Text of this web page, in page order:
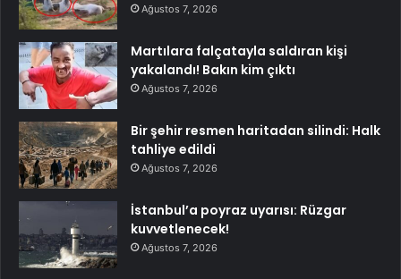
Ağustos 7, 2026
Martılara falçatayla saldıran kişi
yakalandı! Bakın kim çıktı
Ağustos 7, 2026
Bir şehir resmen haritadan silindi: Halk
tahliye edildi
Ağustos 7, 2026
İstanbul’a poyraz uyarısı: Rüzgar
kuvvetlenecek!
Ağustos 7, 2026